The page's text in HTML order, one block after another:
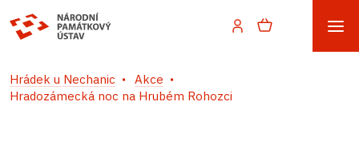
Hrádek u Nechanic
Akce
Hradozámecká noc na Hrubém Rohozci